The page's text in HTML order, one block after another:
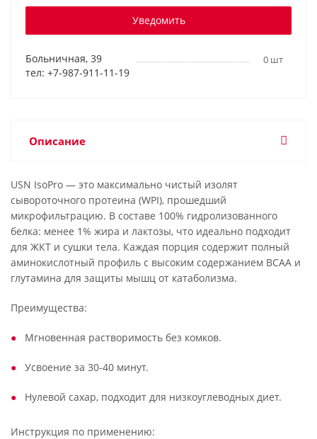
Уведомить
Больничная, 39
тел: +7-987-911-11-19
0 шт
Описание
USN IsoPro — это максимально чистый изолят
сывороточного протеина (WPI), прошедший
микрофильтрацию. В составе 100% гидролизованного
белка: менее 1% жира и лактозы, что идеально подходит
для ЖКТ и сушки тела. Каждая порция содержит полный
аминокислотный профиль с высоким содержанием BCAA и
глутамина для защиты мышц от катаболизма.
Преимущества:
Мгновенная растворимость без комков.
Усвоение за 30-40 минут.
Нулевой сахар, подходит для низкоуглеводных диет.
Инструкция по применению: